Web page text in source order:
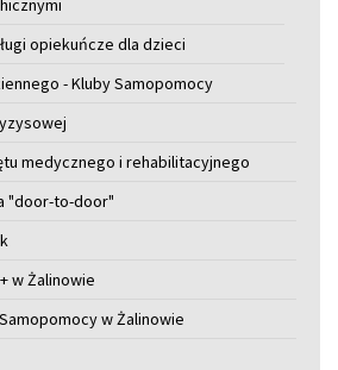
opiekuńcze dla dzieci
- Kluby Samopomocy
medycznego i rehabilitacyjnego
"door-to-door"
w Żalinowie
w Żalinowie